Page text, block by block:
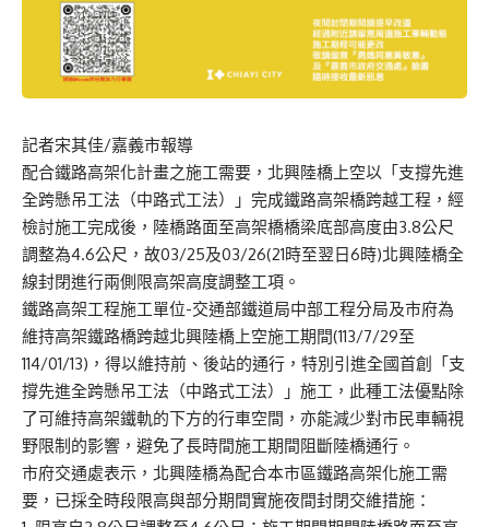
記者宋其佳/嘉義市報導
配合鐵路高架化計畫之施工需要，北興陸橋上空以「支撐先進
全跨懸吊工法（中路式工法）」完成鐵路高架橋跨越工程，經
檢討施工完成後，陸橋路面至高架橋橋梁底部高度由3.8公尺
調整為4.6公尺，故03/25及03/26(21時至翌日6時)北興陸橋全
線封閉進行兩側限高架高度調整工項。
鐵路高架工程施工單位-交通部鐵道局中部工程分局及市府為
維持高架鐵路橋跨越北興陸橋上空施工期間(113/7/29至
114/01/13)，得以維持前、後站的通行，特別引進全國首創「支
撐先進全跨懸吊工法（中路式工法）」施工，此種工法優點除
了可維持高架鐵軌的下方的行車空間，亦能減少對市民車輛視
野限制的影響，避免了長時間施工期間阻斷陸橋通行。
市府交通處表示，北興陸橋為配合本市區鐵路高架化施工需
要，已採全時段限高與部分期間實施夜間封閉交維措施：